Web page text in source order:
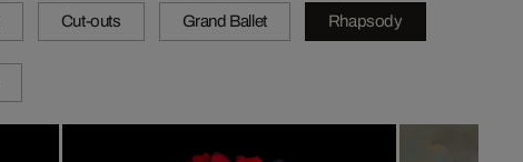
Cut-outs Grand Ballet Rhapsody